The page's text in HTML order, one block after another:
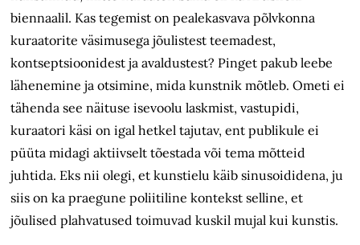
biennaalil. Kas tegemist on pealekasvava põlvkonna
kuraatorite väsimusega jõulistest teemadest,
kontseptsioonidest ja avaldustest? Pinget pakub leebe
lähenemine ja otsimine, mida kunstnik mõtleb. Ometi ei
tähenda see näituse isevoolu laskmist, vastupidi,
kuraatori käsi on igal hetkel tajutav, ent publikule ei
püüta midagi aktiivselt tõestada või tema mõtteid
juhtida. Eks nii olegi, et kunstielu käib sinusoididena, ju
siis on ka praegune poliitiline kontekst selline, et
jõulised plahvatused toimuvad kuskil mujal kui kunstis.